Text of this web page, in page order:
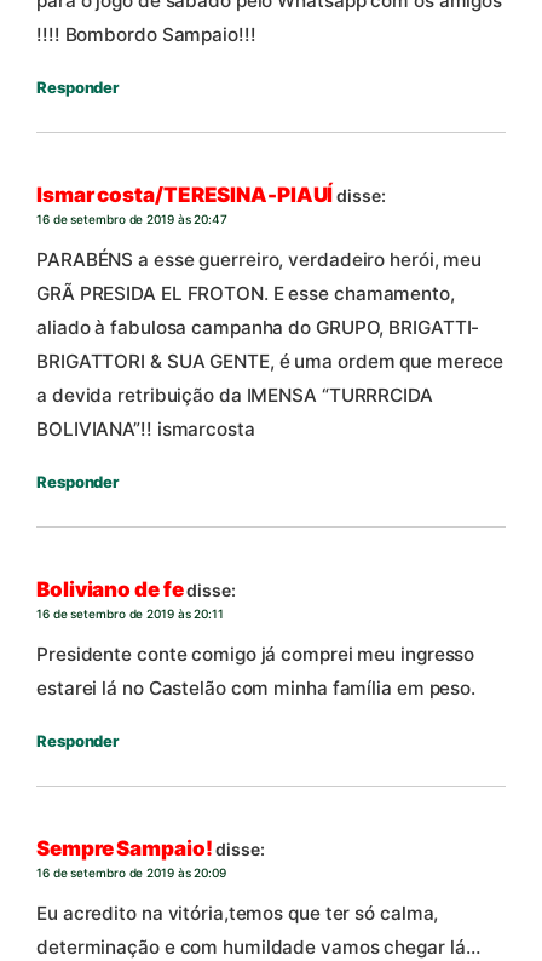
!!!! Bombordo Sampaio!!!
Responder
Ismar costa/TERESINA-PIAUÍdisse:
16 de setembro de 2019 às 20:47
PARABÉNS a esse guerreiro, verdadeiro herói, meu
GRÃ PRESIDA EL FROTON. E esse chamamento,
aliado à fabulosa campanha do GRUPO, BRIGATTI-
BRIGATTORI & SUA GENTE, é uma ordem que merece
a devida retribuição da IMENSA “TURRRCIDA
BOLIVIANA”!! ismarcosta
Responder
Boliviano de fedisse:
16 de setembro de 2019 às 20:11
Presidente conte comigo já comprei meu ingresso
estarei lá no Castelão com minha família em peso.
Responder
Sempre Sampaio! disse:
16 de setembro de 2019 às 20:09
Eu acredito na vitória,temos que ter só calma,
determinação e com humildade vamos chegar lá…